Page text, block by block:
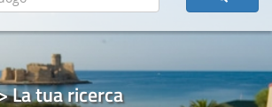
La tua ricerca